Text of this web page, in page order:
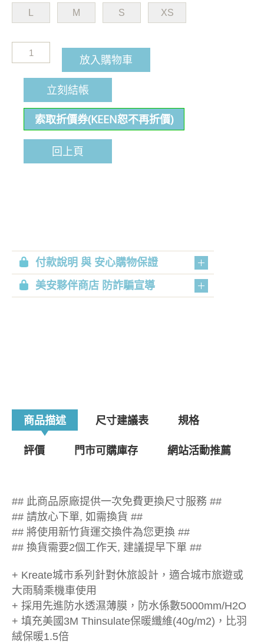
M S XS
放入購物車
立刻結帳
索取折價券(KEEN恕不再折價)
回上頁
付款說明 與 安心購物保證
美安夥伴商店 防詐騙宣導
商品描述 尺寸建議表 規格
評價 門市可購庫存 網站活動推薦
## 此商品原廠提供一次免費更換尺寸服務 ##
## 請放心下單, 如需換貨 ##
## 將使用新竹貨運交換件為您更換 ##
## 換貨需要2個工作天, 建議提早下單 ##
+ Kreate城市系列針對休旅設計，適合城市旅遊或
大雨騎乘機車使用
+ 採用先進防水透濕薄膜，防水係數5000mm/H2O
+ 填充美國3M Thinsulate保暖纖維(40g/m2)，比羽
絨保暖1.5倍